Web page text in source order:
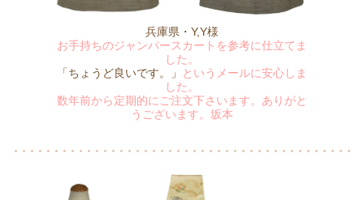
兵庫県・Y,Y様
お手持ちのジャンパースカートを参考に仕立てま
した。
「ちょうど良いです。」
というメールに安心しま
した。
数年前から定期的にご注文下さいます。ありがと
うございます。坂本